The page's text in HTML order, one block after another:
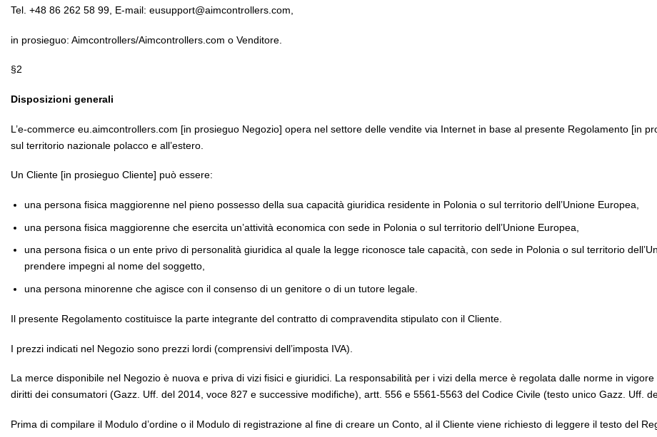
Tel. +48 86 262 58 99, E-mail: eusupport@aimcontrollers.com,
in prosieguo: Aimcontrollers/Aimcontrollers.com o Venditore.
§2
Disposizioni generali
L’e-commerce eu.aimcontrollers.com [in prosieguo Negozio] opera nel settore delle vendite via Internet in base al presente Regolamento [in
sul territorio nazionale polacco e all’estero.
Un Cliente [in prosieguo Cliente] può essere:
una persona fisica maggiorenne nel pieno possesso della sua capacità giuridica residente in Polonia o sul territorio dell’Unione Europea,
una persona fisica maggiorenne che esercita un’attività economica con sede in Polonia o sul territorio dell’Unione Europea,
una persona fisica o un ente privo di personalità giuridica al quale la legge riconosce tale capacità, con sede in Polonia o sul territorio
prendere impegni al nome del soggetto,
una persona minorenne che agisce con il consenso di un genitore o di un tutore legale.
Il presente Regolamento costituisce la parte integrante del contratto di compravendita stipulato con il Cliente.
I prezzi indicati nel Negozio sono prezzi lordi (comprensivi dell’imposta IVA).
La merce disponibile nel Negozio è nuova e priva di vizi fisici e giuridici. La responsabilità per i vizi della merce è regolata dalle norme in
diritti dei consumatori (Gazz. Uff. del 2014, voce 827 e successive modifiche), artt. 556 e 5561-5563 del Codice Civile (testo unico Gazz. Uff.
Prima di compilare il Modulo d’ordine o il Modulo di registrazione al fine di creare un Conto, al il Cliente viene richiesto di leggere il testo del